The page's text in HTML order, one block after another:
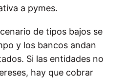
a pymes.
de tipos bajos se
y los bancos andan
Si las entidades no
hay que cobrar